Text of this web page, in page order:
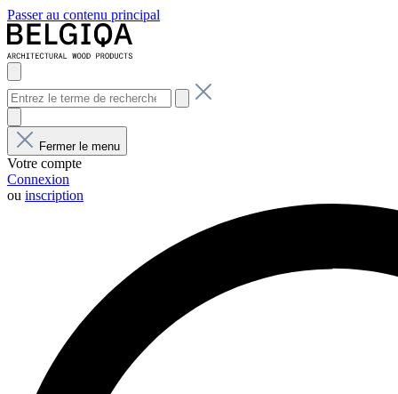
Passer au contenu principal
Fermer le menu
Votre compte
Connexion
ou inscription